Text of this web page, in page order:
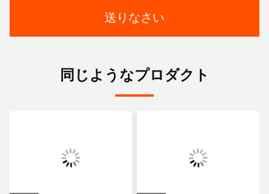
送りなさい
同じようなプロダクト